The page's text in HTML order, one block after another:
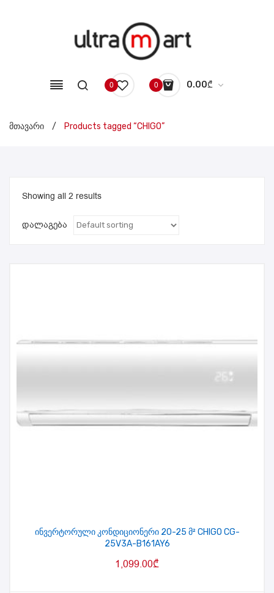
0 0 0.00₾
No products in the cart.
მთავარი / Products tagged “CHIGO”
Showing all 2 results
დალაგება
ინვერტორული კონდიციონერი 20-25 მ² CHIGO CG-
25V3A-B161AY6
1,099.00₾